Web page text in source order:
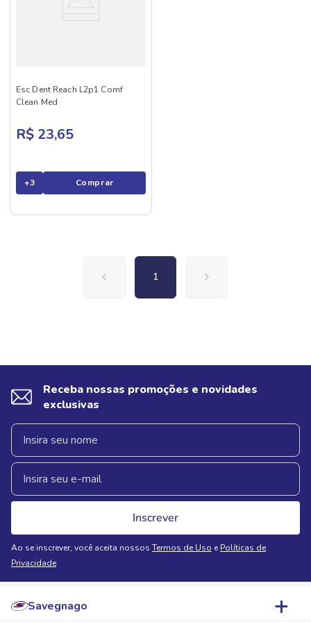
Esc Dent Reach L2p1 Comf
Clean Med
R$ 23,65
+3 Comprar
1
Receba nossas promoções e novidades
exclusivas
Inscrever
Ao se inscrever, você aceita nossos Termos de Uso e Políticas de
Privacidade
Savegnago